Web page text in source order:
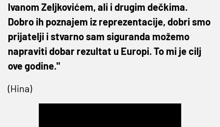
Ivanom Zeljkovićem, ali i drugim dečkima.
Dobro ih poznajem iz reprezentacije, dobri smo
prijatelji i stvarno sam siguranda možemo
napraviti dobar rezultat u Europi. To mi je cilj
ove godine."
(Hina)